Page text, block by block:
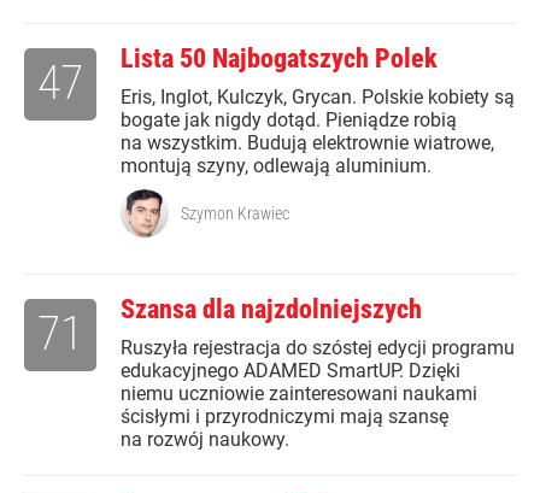
Lista 50 Najbogatszych Polek
Eris, Inglot, Kulczyk, Grycan. Polskie kobiety są
bogate jak nigdy dotąd. Pieniądze robią
na wszystkim. Budują elektrownie wiatrowe,
montują szyny, odlewają aluminium.
47
Szymon Krawiec
Szansa dla najzdolniejszych
Ruszyła rejestracja do szóstej edycji programu
edukacyjnego ADAMED SmartUP. Dzięki
niemu uczniowie zainteresowani naukami
ścisłymi i przyrodniczymi mają szansę
na rozwój naukowy.
71